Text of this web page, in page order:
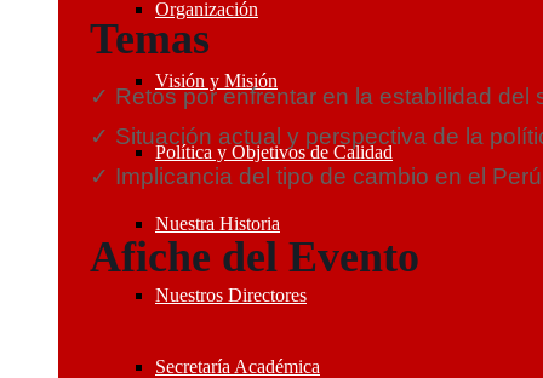
Organización
Visión y Misión
Política y Objetivos de Calidad
Nuestra Historia
Nuestros Directores
Secretaría Académica
Temas
✓ Retos por enfrentar en la estabilidad del
✓ Situación actual y perspectiva de la
✓ Implicancia del tipo de cambio en el Perú
Afiche del Evento